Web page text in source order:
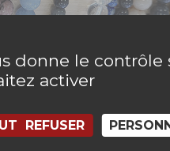
BRACELETS
donne le contrôle
activer
REFUSER